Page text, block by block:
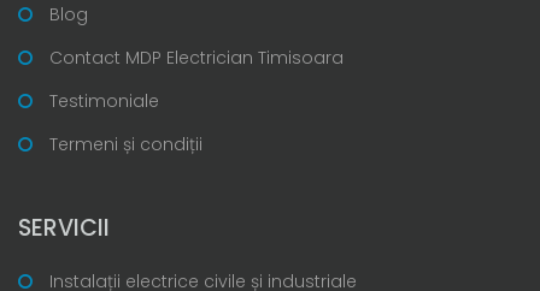
Blog
Contact MDP Electrician Timisoara
Testimoniale
Termeni și condiții
SERVICII
Instalații electrice civile și industriale